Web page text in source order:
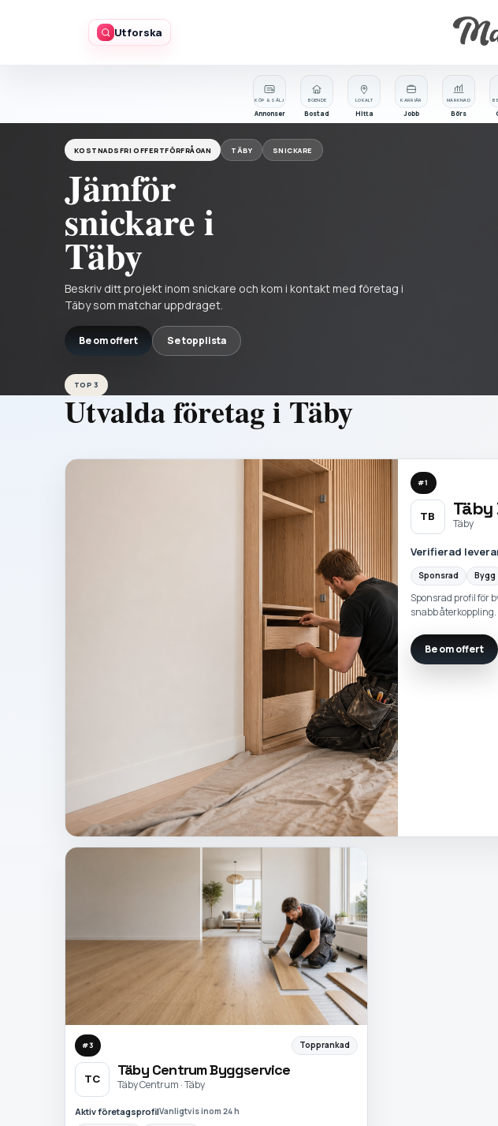
Utforska
KÖP & SÄLJ
Annonser
BOENDE
Bostad
MARKNAD
Börs
LOKALT
Hitta
KARRIÄR
Jobb
KOSTNADSFRI OFFERTFÖRFRÅGAN TÄBY SNICKARE
Jämför
snickare i
Täby
Beskriv ditt projekt inom snickare och kom i kontakt med företag i
Täby som matchar uppdraget.
Be om offert Se topplista
TOP 3
Utvalda företag i Täby
#1
TB Täby
Täby
Verifierad
Sponsrad Bygg
Sponsrad profil för
snabb återkoppling.
Be om offert
#3 Topprankad
TC
Täby Centrum Byggservice
Täby Centrum · Täby
Aktiv företagsprofilVanligtvis inom 24 h